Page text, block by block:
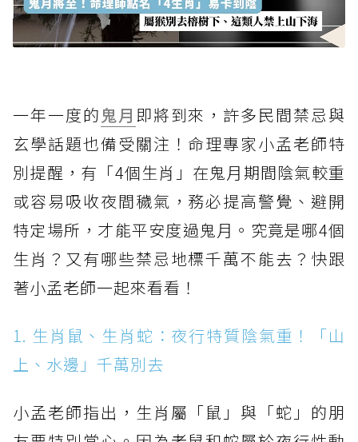
一年一度的鬼月 即將到來，許多民間禁忌與
玄學話題也備受關注！命理專家小孟老師特
別提醒，有「4個生肖」在鬼月期間陰氣較重
或容易吸收夜間穢氣，務必提高警覺、避開
特定場所，才能平安度過鬼月。究竟是哪4個
生肖？又有哪些禁忌地標千萬不能去？快跟
著小孟老師一起來看看！
1. 生肖鼠、生肖蛇：夜行特質陰氣重！「山
上、水邊」千萬別去
小孟老師指出，生肖屬「鼠」與「蛇」的朋